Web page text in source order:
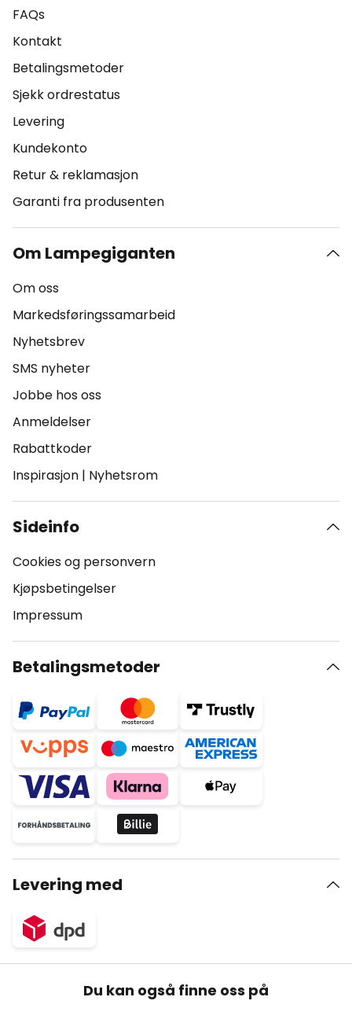
FAQs
Kontakt
Betalingsmetoder
Sjekk ordrestatus
Levering
Kundekonto
Retur & reklamasjon
Garanti fra produsenten
Om Lampegiganten
Om oss
Markedsføringssamarbeid
Nyhetsbrev
SMS nyheter
Jobbe hos oss
Anmeldelser
Rabattkoder
Inspirasjon | Nyhetsrom
Sideinfo
Cookies og personvern
Kjøpsbetingelser
Impressum
Betalingsmetoder
Levering med
Du kan også finne oss på